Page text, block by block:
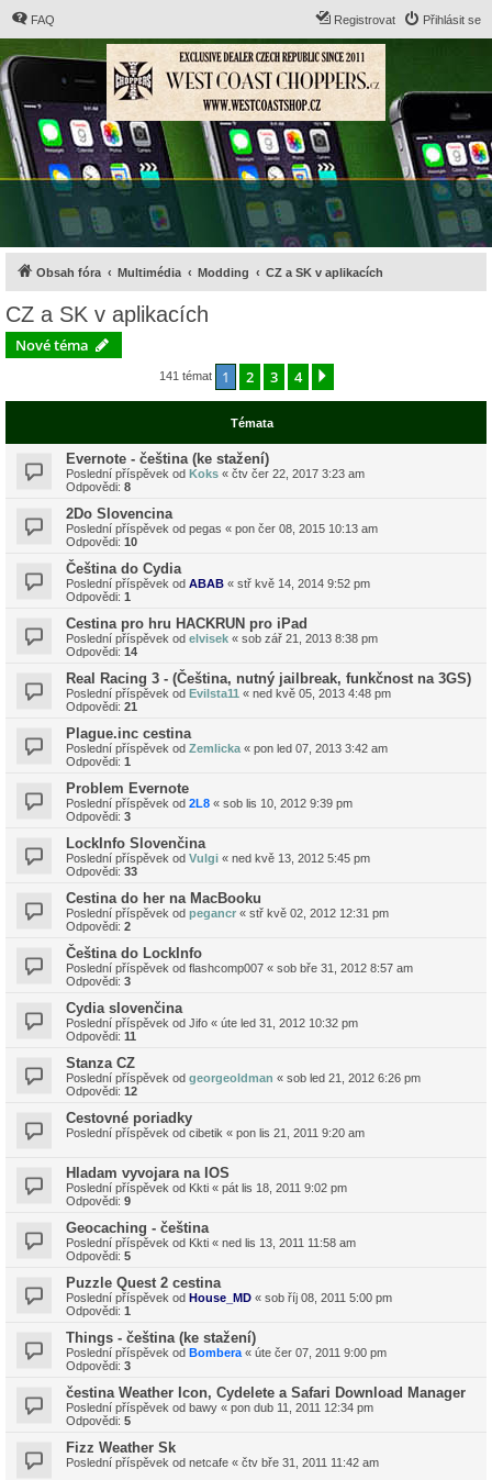
FAQ Přihlásit se
Registrovat
Obsah fóra Multimédia Modding CZ a SK v aplikacích
CZ a SK v aplikacích
Nové téma
141 témat 1 2 3 4
Témata
Evernote - čeština (ke stažení)
Poslední příspěvek od Koks « čtv čer 22, 2017 3:23 am
Odpovědi: 8
2Do Slovencina
Poslední příspěvek od pegas « pon čer 08, 2015 10:13 am
Odpovědi: 10
Čeština do Cydia
Poslední příspěvek od ABAB « stř kvě 14, 2014 9:52 pm
Odpovědi: 1
Cestina pro hru HACKRUN pro iPad
Poslední příspěvek od elvisek « sob zář 21, 2013 8:38 pm
Odpovědi: 14
Real Racing 3 - (Čeština, nutný jailbreak, funkčnost na 3GS)
Poslední příspěvek od Evilsta11 « ned kvě 05, 2013 4:48 pm
Odpovědi: 21
Plague.inc cestina
Poslední příspěvek od Zemlicka « pon led 07, 2013 3:42 am
Odpovědi: 1
Problem Evernote
Poslední příspěvek od 2L8 « sob lis 10, 2012 9:39 pm
Odpovědi: 3
LockInfo Slovenčina
Poslední příspěvek od Vulgi « ned kvě 13, 2012 5:45 pm
Odpovědi: 33
Cestina do her na MacBooku
Poslední příspěvek od pegancr « stř kvě 02, 2012 12:31 pm
Odpovědi: 2
Čeština do LockInfo
Poslední příspěvek od flashcomp007 « sob bře 31, 2012 8:57 am
Odpovědi: 3
Cydia slovenčina
Poslední příspěvek od Jifo « úte led 31, 2012 10:32 pm
Odpovědi: 11
Stanza CZ
Poslední příspěvek od georgeoldman « sob led 21, 2012 6:26 pm
Odpovědi: 12
Cestovné poriadky
Poslední příspěvek od cibetik « pon lis 21, 2011 9:20 am
Hladam vyvojara na IOS
Poslední příspěvek od Kkti « pát lis 18, 2011 9:02 pm
Odpovědi: 9
Geocaching - čeština
Poslední příspěvek od Kkti « ned lis 13, 2011 11:58 am
Odpovědi: 5
Puzzle Quest 2 cestina
Poslední příspěvek od House_MD « sob říj 08, 2011 5:00 pm
Odpovědi: 1
Things - čeština (ke stažení)
Poslední příspěvek od Bombera « úte čer 07, 2011 9:00 pm
Odpovědi: 3
čestina Weather Icon, Cydelete a Safari Download Manager
Poslední příspěvek od bawy « pon dub 11, 2011 12:34 pm
Odpovědi: 5
Fizz Weather Sk
Poslední příspěvek od netcafe « čtv bře 31, 2011 11:42 am